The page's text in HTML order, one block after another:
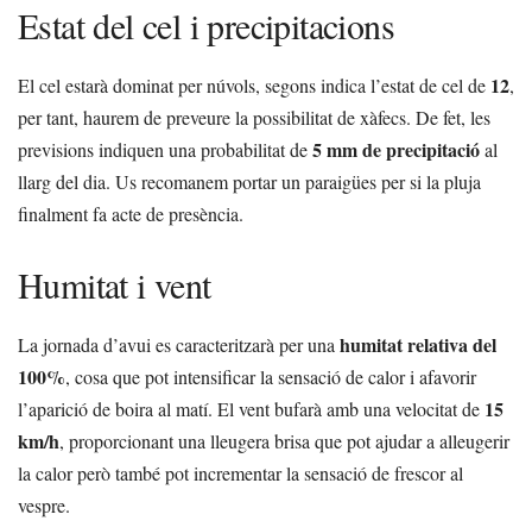
Estat del cel i precipitacions
El cel estarà dominat per núvols, segons indica l’estat de cel de 12,
per tant, haurem de preveure la possibilitat de xàfecs. De fet, les
previsions indiquen una probabilitat de5 mm de precipitacióal
llarg del dia. Us recomanem portar un paraigües per si la pluja
finalment fa acte de presència.
Humitat i vent
La jornada d’avui es caracteritzarà per unahumitat relativa del
100%, cosa que pot intensificar la sensació de calor i afavorir
l’aparició de boira al matí. El vent bufarà amb una velocitat de 15
km/h, proporcionant una lleugera brisa que pot ajudar a alleugerir
la calor però també pot incrementar la sensació de frescor al
vespre.